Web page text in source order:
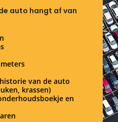
auto hangt af van
van de auto
krassen)
en